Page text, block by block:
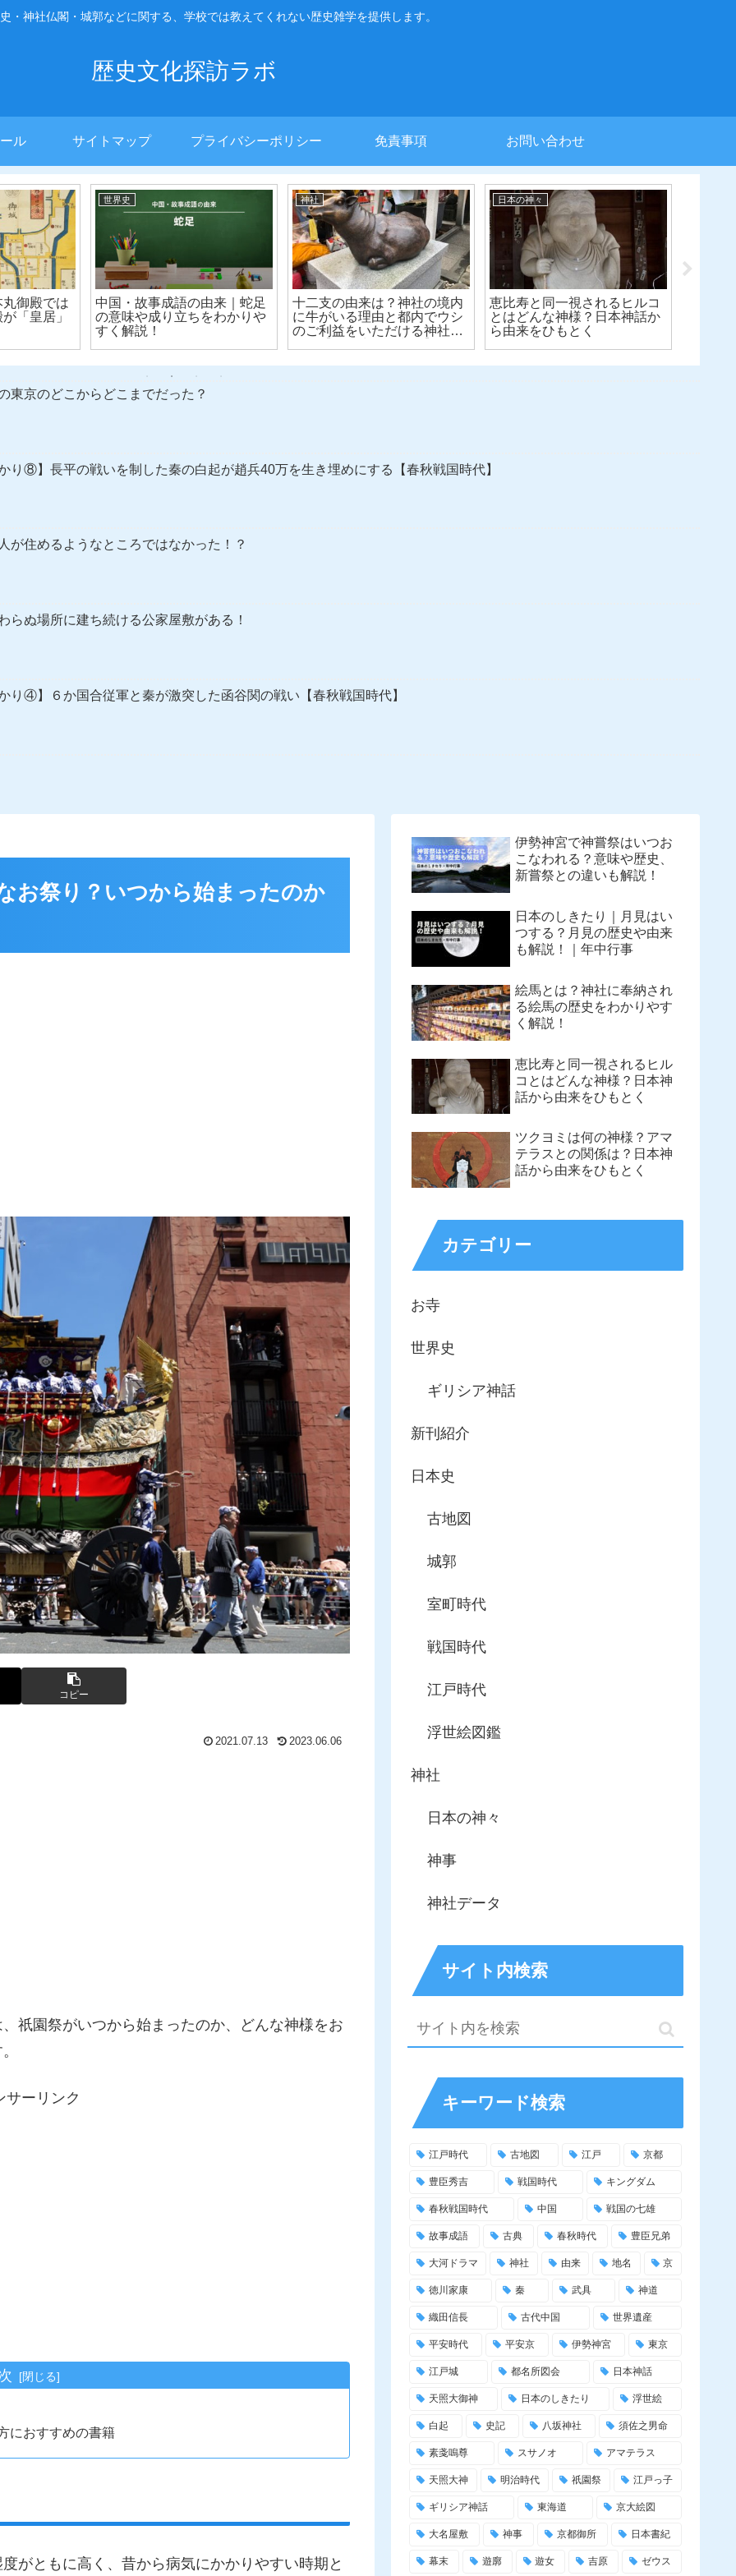
・神社仏閣・城郭などに関する、学校では教えてくれない歴史雑学を提供します。
歴史文化探訪ラボ
ル サイトマップ プライバシーポリシー 免責事項 お問い合わせ
御殿では
「皇居」
世界史
中国・故事成語の由来｜蛇足
の意味や成り立ちをわかりや
すく解説！
神社
十二支の由来は？神社の境内
に牛がいる理由と都内でウシ
のご利益をいただける神社５
日本の神々
恵比寿と同一視されるヒルコ
とはどんな神様？日本神話か
ら由来をひもとく
東京のどこからどこまでだった？
り⑧】長平の戦いを制した秦の白起が趙兵40万を生き埋めにする【春秋戦国時代】
が住めるようなところではなかった！？
らぬ場所に建ち続ける公家屋敷がある！
り④】６か国合従軍と秦が激突した函谷関の戦い【春秋戦国時代】
お祭り？いつから始まったのか
コピー
2021.07.13 2023.06.06
祇園祭がいつから始まったのか、どんな神様をお
サーリンク
におすすめの書籍
ともに高く、昔から病気にかかりやすい時期と
伊勢神宮で神嘗祭はいつお
こなわれる？意味や歴史、
新嘗祭との違いも解説！
日本のしきたり｜月見はい
つする？月見の歴史や由来
も解説！｜年中行事
絵馬とは？神社に奉納され
る絵馬の歴史をわかりやす
く解説！
恵比寿と同一視されるヒル
コとはどんな神様？日本神
話から由来をひもとく
ツクヨミは何の神様？アマ
テラスとの関係は？日本神
話から由来をひもとく
カテゴリー
お寺
世界史
ギリシア神話
新刊紹介
日本史
古地図
城郭
室町時代
戦国時代
江戸時代
浮世絵図鑑
神社
日本の神々
神事
神社データ
サイト内検索
キーワード検索
江戸時代 古地図 江戸 京都
豊臣秀吉 戦国時代 キングダム
春秋戦国時代 中国 戦国の七雄
故事成語 古典 春秋時代 豊臣兄弟
大河ドラマ 神社 由来 地名 京
徳川家康 秦 武具 神道
織田信長 古代中国 世界遺産
平安時代 平安京 伊勢神宮 東京
江戸城 都名所図会 日本神話
天照大御神 日本のしきたり 浮世絵
白起 史記 八坂神社 須佐之男命
素戔嗚尊 スサノオ アマテラス
天照大神 明治時代 祇園祭 江戸っ子
ギリシア神話 東海道 京大絵図
大名屋敷 神事 京都御所 日本書紀
幕末 遊廓 遊女 吉原 ゼウス